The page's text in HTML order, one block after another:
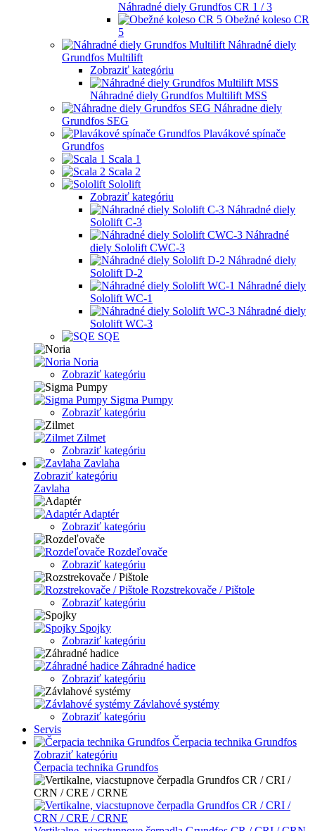
Náhradné diely Grundfos CR 1 / 3
Obežné koleso CR
5
Náhradné diely
Grundfos Multilift
Zobraziť kategóriu
Náhradné diely Grundfos Multilift MSS
Náhradne diely
Grundfos SEG
Plavákové spínače
Grundfos
Scala 1
Scala 2
Sololift
Zobraziť kategóriu
Náhradné diely
Sololift C-3
Náhradné
diely Sololift CWC-3
Náhradné diely
Sololift D-2
Náhradné diely
Sololift WC-1
Náhradné diely
Sololift WC-3
SQE
Noria
Zobraziť kategóriu
Sigma Pumpy
Zobraziť kategóriu
Zilmet
Zobraziť kategóriu
Zavlaha
Zobraziť kategóriu
Zavlaha
Adaptér
Zobraziť kategóriu
Rozdeľovače
Zobraziť kategóriu
Rozstrekovače / Pištole
Zobraziť kategóriu
Spojky
Zobraziť kategóriu
Záhradné hadice
Zobraziť kategóriu
Závlahové systémy
Zobraziť kategóriu
Servis
Čerpacia technika Grundfos
Zobraziť kategóriu
Čerpacia technika Grundfos